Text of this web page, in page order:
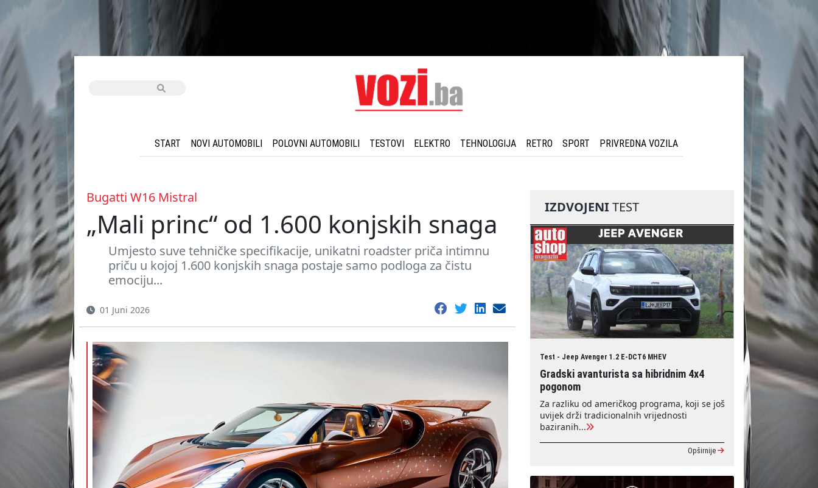
START NOVI AUTOMOBILI POLOVNI AUTOMOBILI TESTOVI ELEKTRO TEHNOLOGIJA RETRO SPORT PRIVREDNA VOZILA
Bugatti W16 Mistral
„Mali princ“ od 1.600 konjskih snaga
Umjesto suve tehničke specifikacije, unikatni roadster priča intimnu
priču u kojoj 1.600 konjskih snaga postaje samo podloga za čistu
emociju...
01 Juni 2026
IZDVOJENITEST
Test - Jeep Avenger 1.2 E-DCT6 MHEV
Gradski avanturista sa hibridnim 4x4
pogonom
Za razliku od američkog programa, koji se još
uvijek drži tradicionalnih vrijednosti
baziranih...
Opširnije